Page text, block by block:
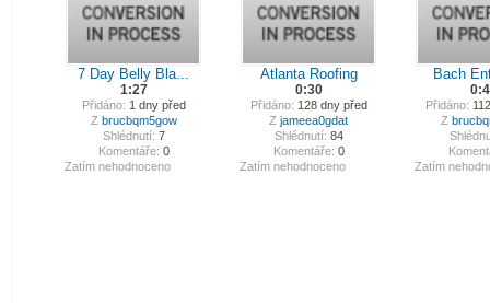
7 Day Belly Bla...
1:27
Přidáno: 1 dny před
Z brucbqm5gow
Shlédnutí: 7
Komentáře: 0
Zatím nehodnoceno
Atlanta Roofing
0:30
Přidáno: 128 dny před
Z jameea0gdat
Shlédnutí: 84
Komentáře: 0
Zatím nehodnoceno
Bach
Přidáno:
Z
Zatím